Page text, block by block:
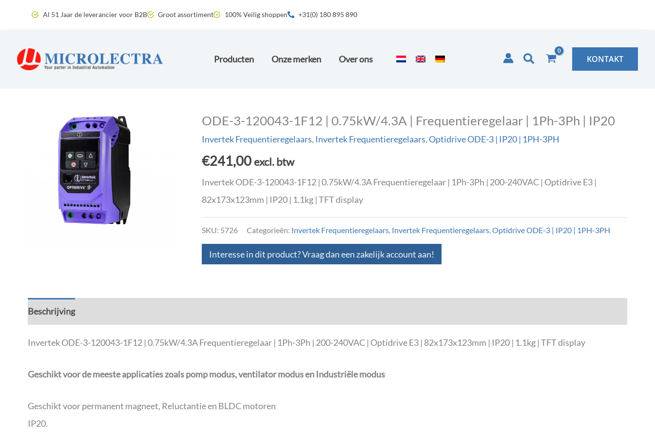
inhoud
Al 51 Jaar de leverancier voor B2B Groot assortiment 100% Veilig shoppen +31(0) 180 895 890
Producten Onze merken Over ons Zoeken KONTAKT
ODE-3-120043-1F12 | 0.75kW/4.3A | Frequentieregelaar | 1Ph-3Ph | IP20
Invertek Frequentieregelaars, Invertek Frequentieregelaars,Optidrive ODE-3 | IP20 | 1PH-3PH
€241,00 excl. btw
Invertek ODE-3-120043-1F12 | 0.75kW/4.3A Frequentieregelaar | 1Ph-3Ph | 200-240VAC | Optidrive E3 |
82x173x123mm | IP20 | 1.1kg | TFT display
SKU: 5726 Categorieën: Invertek Frequentieregelaars, Invertek Frequentieregelaars,Optidrive ODE-3 | IP20 | 1PH-3PH
Interesse in dit product? Vraag dan een zakelijk account aan!
Beschrijving
Invertek ODE-3-120043-1F12 | 0.75kW/4.3A Frequentieregelaar | 1Ph-3Ph | 200-240VAC | Optidrive E3 | 82x173x123mm | IP20 | 1.1kg | TFT display
Geschikt voor de meeste applicaties zoals pomp modus, ventilator modus en Industriële modus
Geschikt voor permanent magneet, Reluctantie en BLDC motoren
IP20.